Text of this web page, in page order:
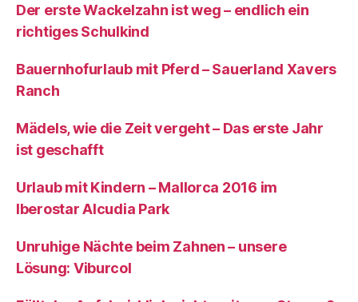
Der erste Wackelzahn ist weg – endlich ein
richtiges Schulkind
Bauernhofurlaub mit Pferd – Sauerland Xavers
Ranch
Mädels, wie die Zeit vergeht – Das erste Jahr
ist geschafft
Urlaub mit Kindern – Mallorca 2016 im
Iberostar Alcudia Park
Unruhige Nächte beim Zahnen – unsere
Lösung: Viburcol